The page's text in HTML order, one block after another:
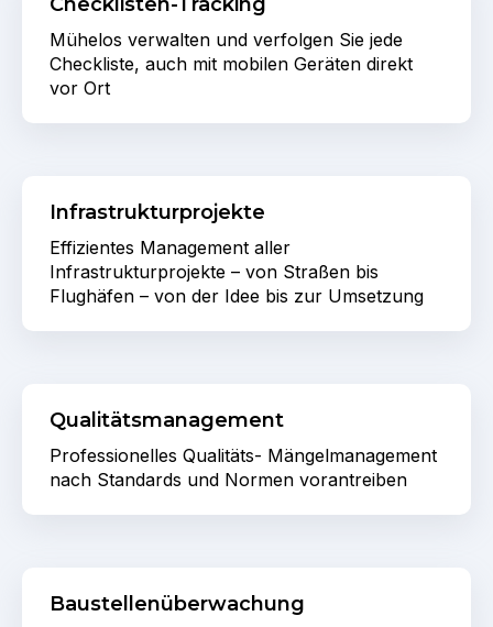
Mühelos verwalten und verfolgen Sie jede
Checkliste, auch mit mobilen Geräten direkt
vor Ort
Infrastrukturprojekte
Effizientes Management aller
Infrastrukturprojekte – von Straßen bis
Flughäfen – von der Idee bis zur Umsetzung
Qualitätsmanagement
Professionelles Qualitäts- Mängelmanagement
nach Standards und Normen vorantreiben
Baustellenüberwachung